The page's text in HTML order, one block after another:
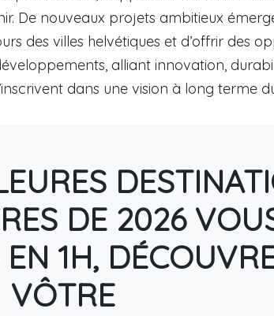
De nouveaux projets ambitieux
des villes helvétiques et d’offrir des
alliant innovation,
dans une vision à long terme
DE 2026
1H,
VÔTRE